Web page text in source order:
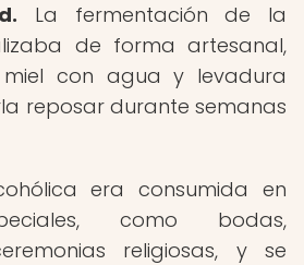
La fermentación de la
de forma artesanal,
con agua y levadura
reposar durante semanas
era consumida en
como bodas,
religiosas, y se